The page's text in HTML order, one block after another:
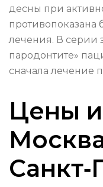
десны при
противопоказана
лечения. В серии
пародонтите»
сначала лечение
Цены и